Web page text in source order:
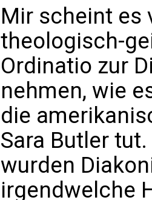
Mir scheint es
theologisch-
Ordinatio zur
nehmen, wie
die
Sara Butler
wurden
irgendwelche